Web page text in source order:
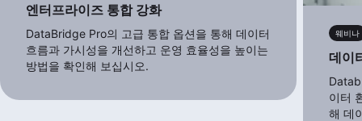
엔터프라이즈 통합 강화
DataBridge Pro의 고급 통합 옵션을 통해 데이터
흐름과 가시성을 개선하고 운영 효율성을 높이는
방법을 확인해 보십시오.
웨비나
데이
이터
해 데